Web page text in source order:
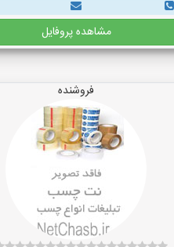
مشاهده پروفایل
فروشنده